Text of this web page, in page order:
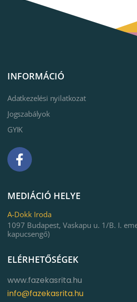
ELÉRHETŐSÉGEK
www.fazekasrita.hu
info@fazekasrita.hu
MEDIÁCIÓ HELYE
A-Dokk Iroda
1097 Budapest, Vaskapu u. 1/B. I.
kapucsengő)
INFORMÁCIÓ
Adatkezelési nyilatkozat
Jogszabályok
GYIK